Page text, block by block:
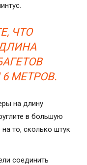
ЧТО
МЕТРОВ.
на длину
в большую
то, сколько штук
соединить